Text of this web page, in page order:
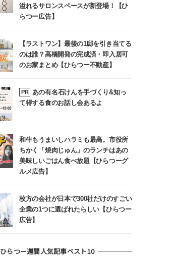
溢れるサロンスペースが新登場！【ひ
らつー広告】
【ラストワン】最後の1邸を引き当てる
のは誰？高橋開発の完成済・即入居可
のお家まとめ【ひらつー不動産】
PR
あの有名石けんを手づくり&知っ
て得する食のお話し会あるよ
和牛もうまいしハラミも最高。市役所
ちかく「焼肉じゅん」のランチはあの
美味しいごはん食べ放題【ひらつーグ
ルメ広告】
枚方の会社が日本で300社だけのすごい
企業の1つに選ばれたらしい【ひらつー
広告】
ひらつー週間人気記事ベスト10